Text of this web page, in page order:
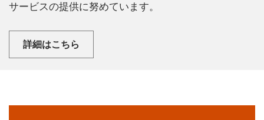
サービスの提供に努めています。
詳細はこちら